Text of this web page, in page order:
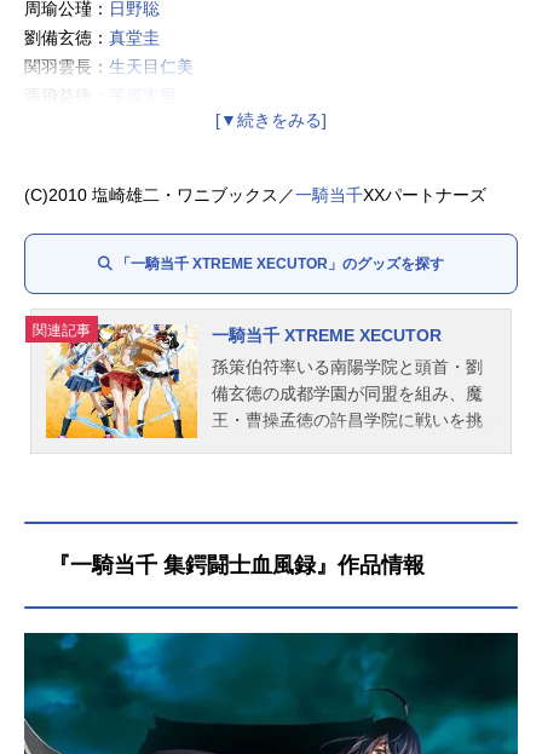
周瑜公瑾： 日野聡
劉備玄徳： 真堂圭
関羽雲長： 生天目仁美
張飛益徳：
門脇舞以）
馬超孟起：
遠藤綾
孟獲：
孟優：豊口めぐみ
井上喜久子
(C)2010 塩崎雄二・ワニブックス／一騎当千XXパートナーズ
「一騎当千 XTREME XECUTOR」のグッズを探す
関連記事
一騎当千 XTREME XECUTOR
孫策伯符率いる南陽学院と頭首・劉
備玄徳の成都学園が同盟を組み、魔
王・曹操孟徳の許昌学院に戦いを挑
地、誰もいなくなった廃工場に復活
するひとつの影――。数日後、許昌
学院に上半身ジャージ姿でリュック
を背負い、髪をアップに束ねた一人
の女子高生が向かっていた。許昌学
院に着いた彼女は、たむろしている
闘士に尋ねる。｢お兄サン、退屈して
んの?だったらアタシとヤル?｣油断し
ている闘士たちを倒し、曹操のもと
『一騎当千 集鍔闘士血風録』作品情報